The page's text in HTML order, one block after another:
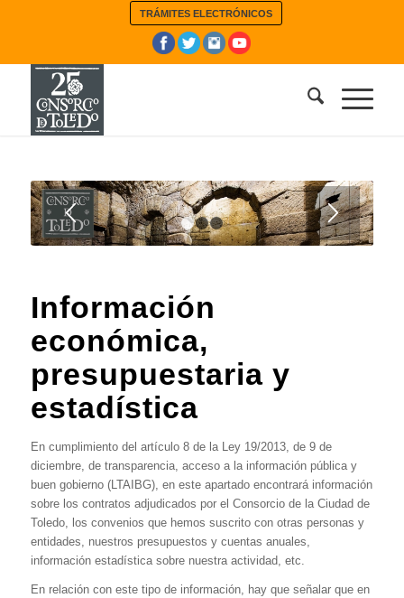
TRÁMITES ELECTRÓNICOS
1 2 3
Información
económica,
presupuestaria y
estadística
En cumplimiento del artículo 8 de la Ley 19/2013, de 9 de
diciembre, de transparencia, acceso a la información pública y
buen gobierno (LTAIBG), en este apartado encontrará información
sobre los contratos adjudicados por el Consorcio de la Ciudad de
Toledo, los convenios que hemos suscrito con otras personas y
entidades, nuestros presupuestos y cuentas anuales,
información estadística sobre nuestra actividad, etc.
En relación con este tipo de información, hay que señalar que en